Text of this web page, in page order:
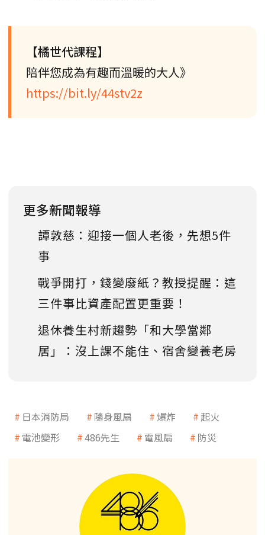
【橘世代課程】
陪伴您成為有趣而溫暖的大人》
https://bit.ly/44stv2z
更多新聞報導
譚敦慈：迎接一個人老後，先想5件
事
戰爭開打，錢變廢紙？教授提醒：這
三件事比資產配置更重要！
退休養生村新趨勢「和大學當鄰
居」：沒上課不能住、宿舍變養老房
日本消防局 隨身風扇 爆炸
起火
電池變形
486先生 電風扇 防災